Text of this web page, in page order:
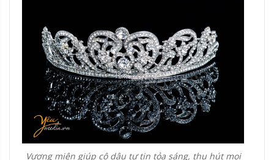
Vương miện giúp cô dâu tự tin tỏa sáng, thu hút mọi